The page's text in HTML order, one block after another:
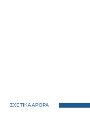
ΣΧΕΤΙΚΑ ΑΡΘΡΑ